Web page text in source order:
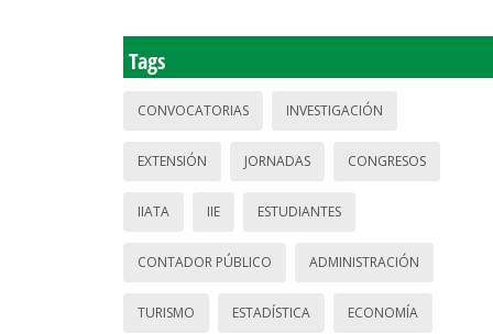
Tags
CONVOCATORIAS INVESTIGACIÓN
EXTENSIÓN JORNADAS CONGRESOS
IIATA IIE ESTUDIANTES
CONTADOR PÚBLICO ADMINISTRACIÓN
TURISMO ESTADÍSTICA ECONOMÍA